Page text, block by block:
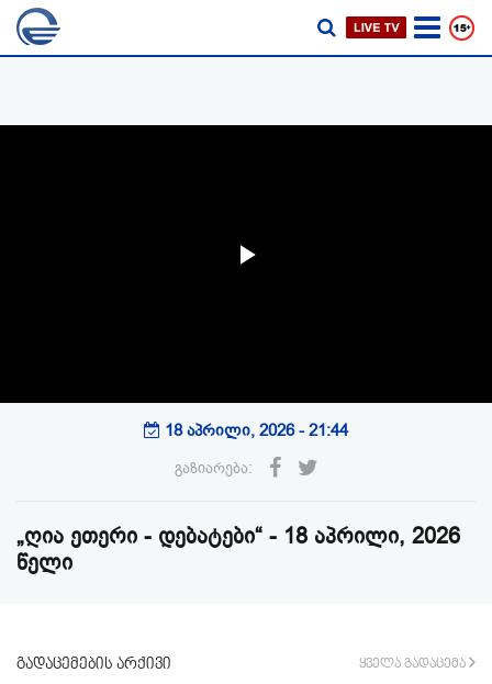
გაზიარება:
18 აპრილი, 2026 - 21:44
„ღია ეთერი - დებატები“ - 18 აპრილი, 2026
წელი
გადაცემების არქივი ყველა გადაცემა